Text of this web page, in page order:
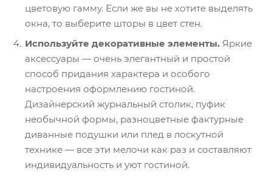
цветовую гамму. Если же вы не хотите выделять
окна, то выберите шторы в цвет стен.
Используйте декоративные элементы. Яркие
аксессуары — очень элегантный и простой
способ придания характера и особого
настроения оформлению гостиной.
Дизайнерский журнальный столик, пуфик
необычной формы, разноцветные фактурные
диванные подушки или плед в лоскутной
технике — все эти мелочи как раз и составляют
индивидуальность и уют гостиной.